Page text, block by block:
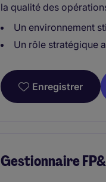
la qualité des
Un environnement
Un rôle stratégique
Enregistrer
Gestionnaire